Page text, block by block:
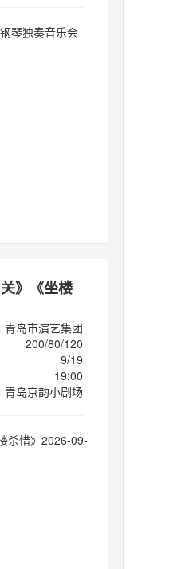
琴独奏音乐会
》《坐楼
青岛市演艺集团
200/80/120
9/19
19:00
青岛京韵小剧场
杀惜》2026-09-